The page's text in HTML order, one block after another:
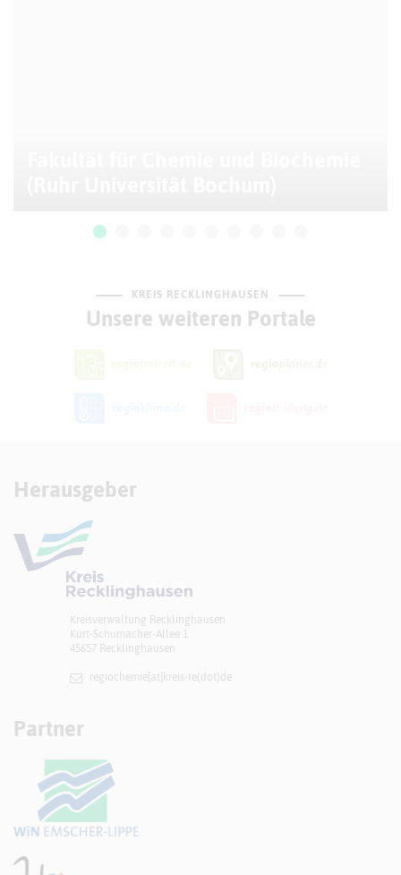
KREIS RECKLINGHAUSEN
Unsere weiteren Portale
Herausgeber
Kreisverwaltung Recklinghausen
Kurt-Schumacher-Allee 1
45657 Recklinghausen
regiochemie[at]​kreis-re(dot)de
Partner